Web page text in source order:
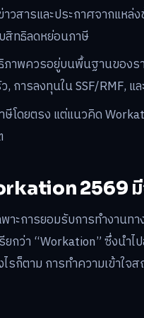
วสารและประกาศจากแหล่
สิทธิลดหย่อนภาษี
ภาพควรอยู่บนพื้นฐานของร
ารลงทุนใน SSF/RMF, แล
ษีโดยตรง แต่แนวคิด
2569 มี
าะการยอมรับการทำงานท
กว่า “Workation” ซึ่งนำไ
ก็ตาม การทำความเข้าใจ